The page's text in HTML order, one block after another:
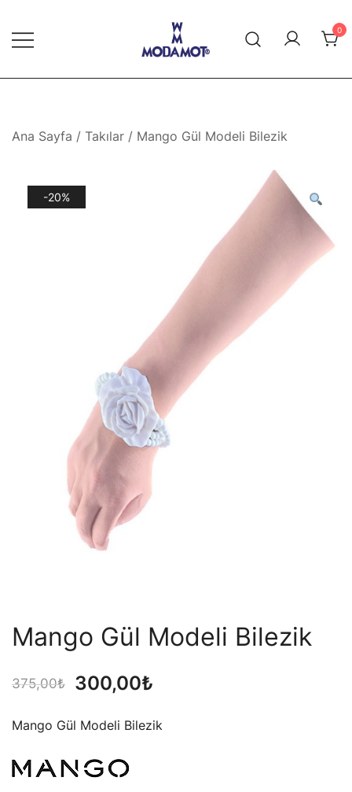
content
Modamot E-Ticaret
0
Ana Sayfa / Takılar / Mango Gül Modeli Bilezik
-20%
Mango Gül Modeli Bilezik
375,00₺
Orijinal
300,00₺
Mango Gül Modeli Bilezik